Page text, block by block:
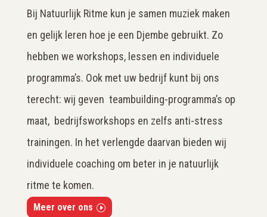
Bij Natuurlijk Ritme kun je samen muziek maken
en gelijk leren hoe je een Djembe gebruikt. Zo
hebben we workshops, lessen en individuele
programma’s. Ook met uw bedrijf kunt bij ons
terecht: wij geven teambuilding-programma’s op
maat, bedrijfsworkshops en zelfs anti-stress
trainingen. In het verlengde daarvan bieden wij
individuele coaching om beter in je natuurlijk
ritme te komen.
Meer over ons